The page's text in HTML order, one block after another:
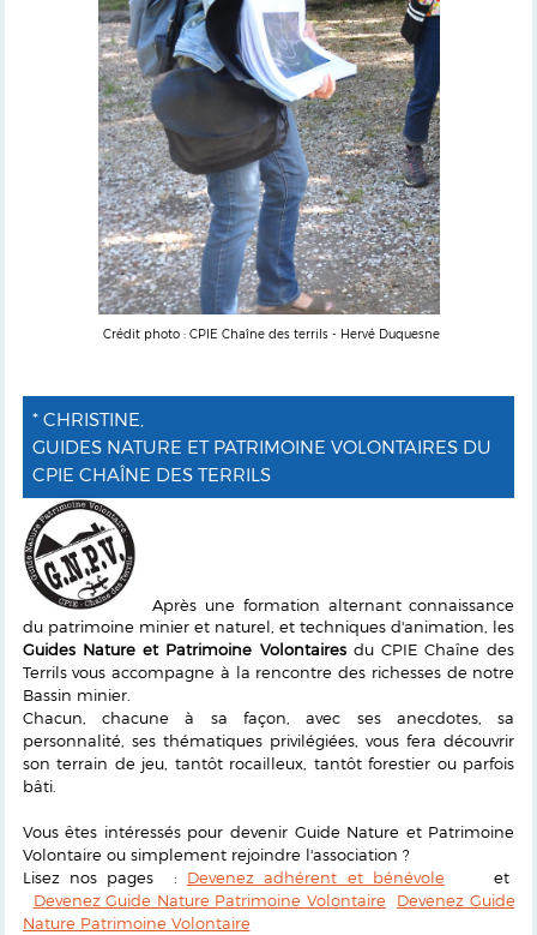
Crédit photo : CPIE Chaîne des terrils - Hervé Duquesne
* CHRISTINE,
GUIDES NATURE ET PATRIMOINE VOLONTAIRES DU
CPIE CHAÎNE DES TERRILS
Après une formation alternant connaissance
du patrimoine minier et naturel, et techniques d'animation, les
Guides Nature et Patrimoine Volontairesdu CPIE Chaîne des
Terrils vous accompagne à la rencontre des richesses de notre
Bassin minier.
Chacun, chacune à sa façon, avec ses anecdotes, sa
personnalité, ses thématiques privilégiées, vous fera découvrir
son terrain de jeu, tantôt rocailleux, tantôt forestier ou parfois
bâti.
Vous êtes intéressés pour devenir Guide Nature et Patrimoine
Volontaire ou simplement rejoindre l'association ?
Lisez nos pages : Devenez adhérent et bénévole et
Devenez Guide Nature Patrimoine Volontaire
Devenez Guide
Nature Patrimoine Volontaire